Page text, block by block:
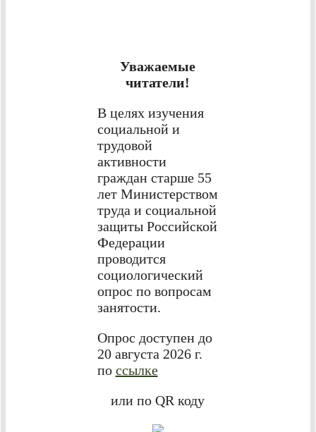
Уважаемые
читатели!
В целях изучения
социальной и
трудовой
активности
граждан старше 55
лет Министерством
труда и социальной
защиты Российской
Федерации
проводится
социологический
опрос по вопросам
занятости.
Опрос доступен до
20 августа 2026 г.
по ссылке
или по QR коду